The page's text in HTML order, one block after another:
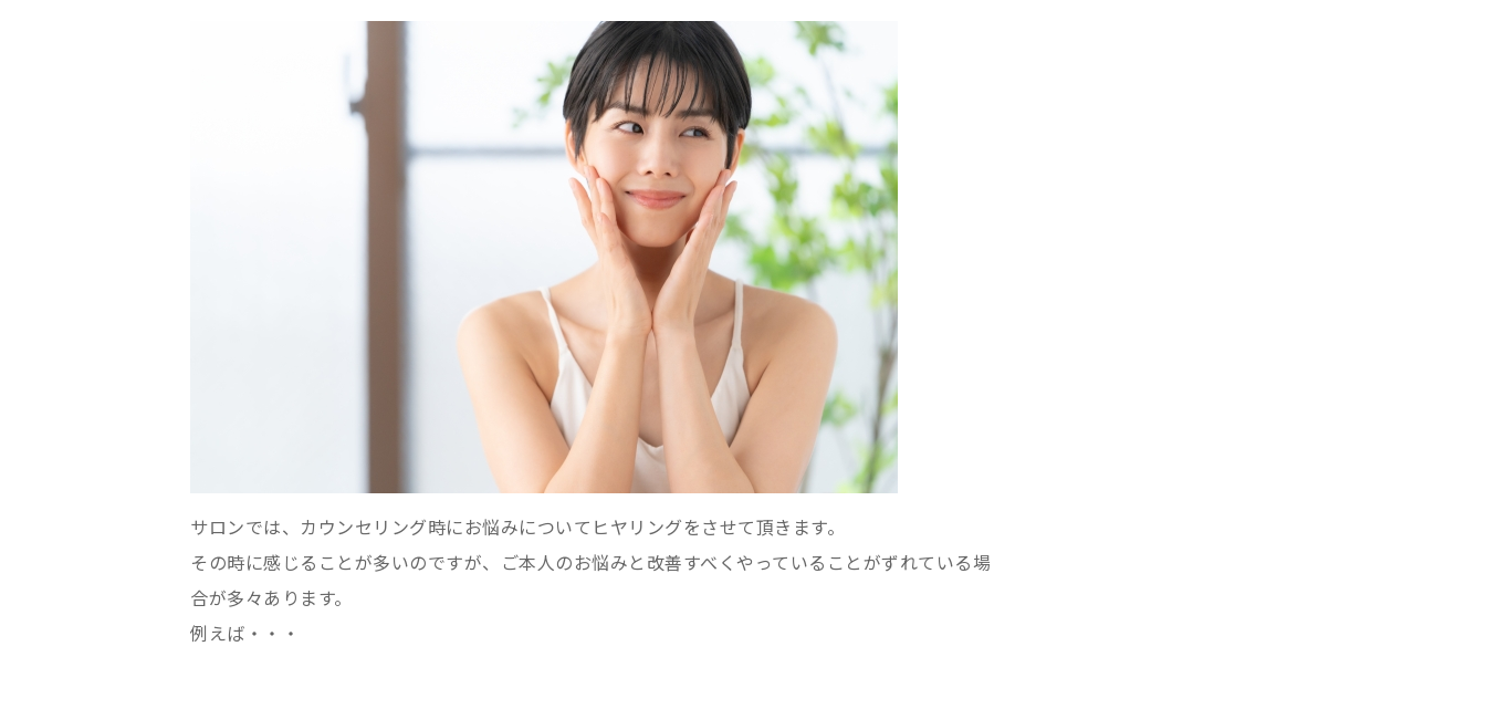
サロンでは、カウンセリング時にお悩みについてヒヤリングをさせて頂きます。
その時に感じることが多いのですが、ご本人のお悩みと改善すべくやっていることがずれている場
合が多々あります。
例えば・・・